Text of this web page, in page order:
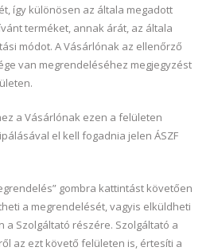
így különösen az általa megadott
terméket, annak árát, az általa
módot. A Vásárlónak az ellenőrző
van megrendeléséhez megjegyzést
a Vásárlónak ezen a felületen
el kell fogadnia jelen ÁSZF
gombra kattintást követően
a megrendelését, vagyis elküldheti
a Szolgáltató részére. Szolgáltató a
az ezt követő felületen is, értesíti a